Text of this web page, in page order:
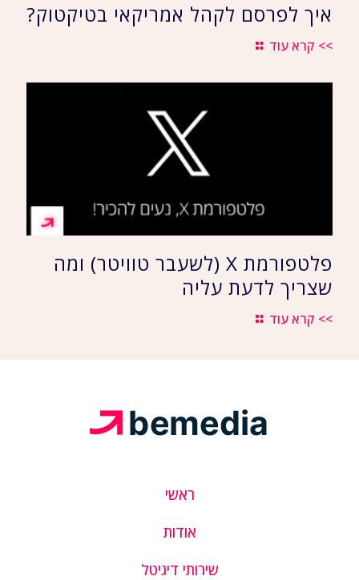
איך לפרסם לקהל אמריקאי בטיקטוק?
>> קרא עוד
פלטפורמת X (לשעבר טוויטר) ומה
שצריך לדעת עליה
>> קרא עוד
ראשי
אודות
שירותי דיגיטל